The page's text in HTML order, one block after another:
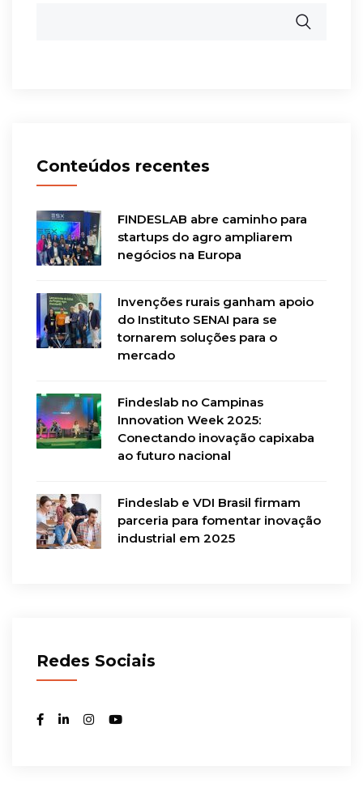
Conteúdos recentes
FINDESLAB abre caminho para
startups do agro ampliarem
negócios na Europa
Invenções rurais ganham apoio
do Instituto SENAI para se
tornarem soluções para o
mercado
Findeslab no Campinas
Innovation Week 2025:
Conectando inovação capixaba
ao futuro nacional
Findeslab e VDI Brasil firmam
parceria para fomentar inovação
industrial em 2025
Redes Sociais